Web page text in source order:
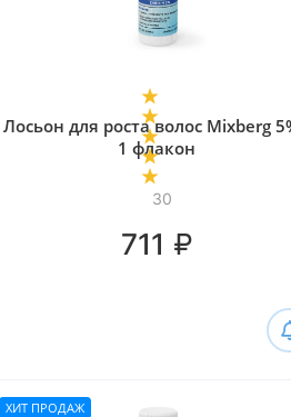
30
Лосьон для роста волос Mixberg
1 флакон
711 ₽
ХИТ ПРОДАЖ